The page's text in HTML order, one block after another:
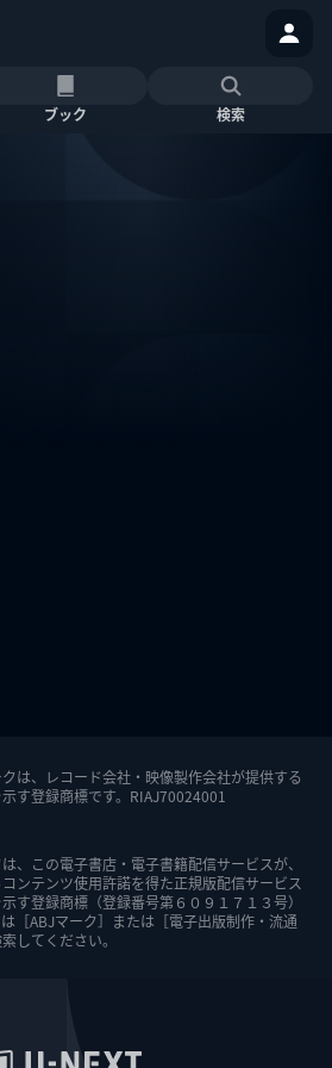
ブック 検索
は、レコード会社・映像製作会社が提供する
す登録商標です。RIAJ70024001
、この電子書店・電子書籍配信サービスが、
ンテンツ使用許諾を得た正規版配信サービス
す登録商標（登録番号第６０９１７１３号）
［ABJマーク］または［電子出版制作・流通
してください。